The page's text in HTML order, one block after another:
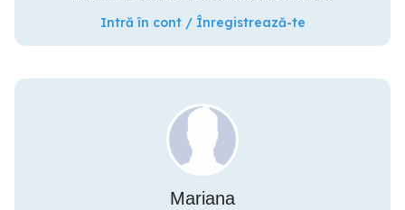
Intră în cont / Înregistrează-te
Mariana